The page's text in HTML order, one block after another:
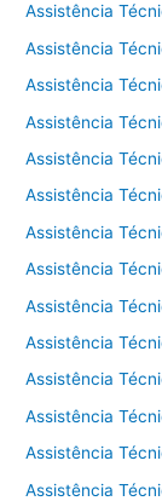
Assistência
Assistência
Assistência
Assistência
Assistência
Assistência
Assistência
Assistência
Assistência
Assistência
Assistência
Assistência
Assistência
Assistência